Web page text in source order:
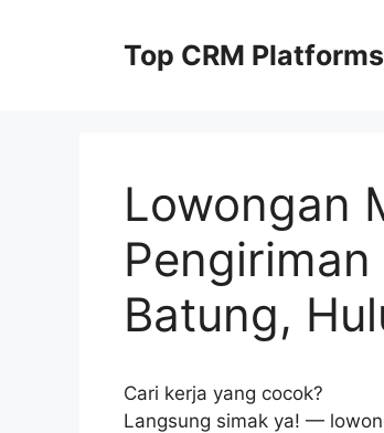
Top CRM
Lowongan
Batung,
Cari kerja yang cocok?
Langsung simak ya! —